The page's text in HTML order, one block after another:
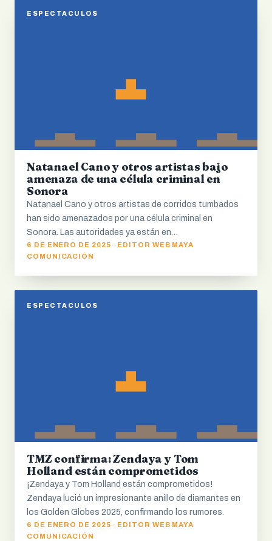
ESPECTACULOS
Natanael Cano y otros artistas bajo
amenaza de una célula criminal en
Sonora
Natanael Cano y otros artistas de corridos tumbados
han sido amenazados por una célula criminal en
Sonora. Las autoridades ya están en…
6 DE ENERO DE 2025 · EDITOR WEB MAYA
COMUNICACIÓN
ESPECTACULOS
TMZ confirma: Zendaya y Tom
Holland están comprometidos
¡Zendaya y Tom Holland están comprometidos!
Zendaya lució un impresionante anillo de diamantes en
los Golden Globes 2025, confirmando los rumores.
6 DE ENERO DE 2025 · EDITOR WEB MAYA
COMUNICACIÓN